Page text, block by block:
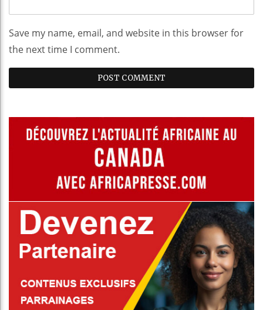
Save my name, email, and website in this browser for
the next time I comment.